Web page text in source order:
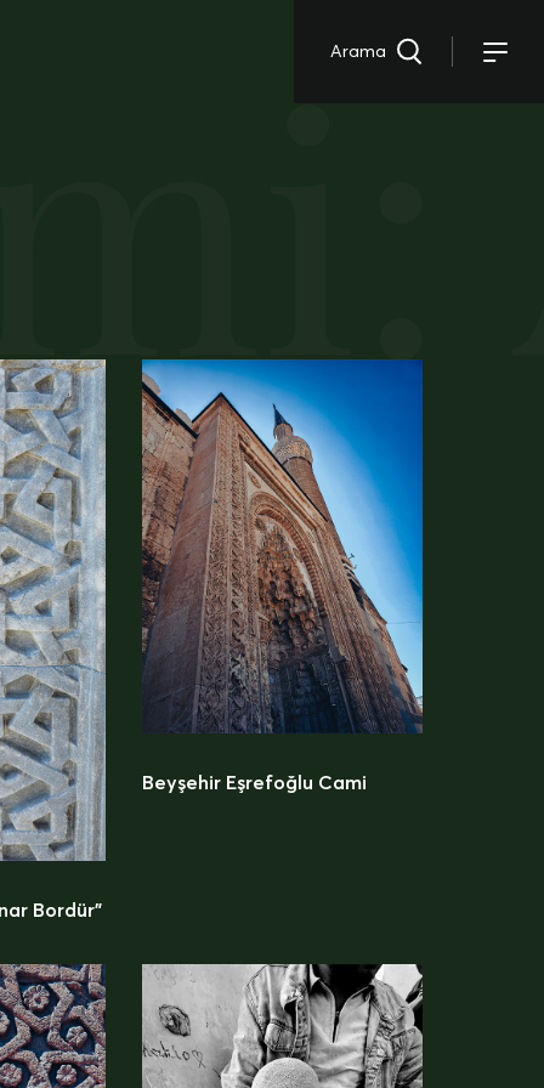
Arama
Bordür”
Beyşehir Eşrefoğlu Cami